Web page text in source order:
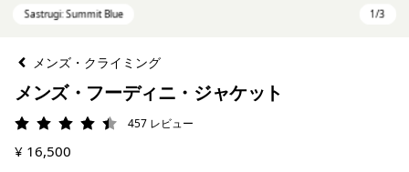
メンズ・クライミング
メンズ・フーディニ・ジャケット
評価: 4.5 / 5457 レビュー
¥ 16,500